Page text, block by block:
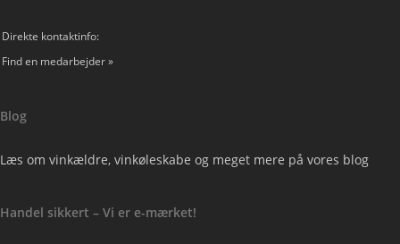
Direkte kontaktinfo:
Find en medarbejder »
Blog
Læs om vinkældre, vinkøleskabe og meget mere på vores blog
Handel sikkert – Vi er e-mærket!